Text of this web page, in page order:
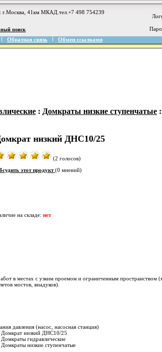
г.Москва, 41км МКАД.тел.+7 498 754239
поиск
Обратная связь Обмен ссылками
: Домкраты низкие ступенчатые :
низкий ДНС10/25
(2 голосов)
этот продукт(0 мнений)
на складе: нет
в местах с узким проемом и ограниченным пространством
мостов, виадуков).
давления (насос, насосная станция)
Домкрат низкий ДНС10/25
Домкраты гидравлические
Домкраты низкие ступенчатые